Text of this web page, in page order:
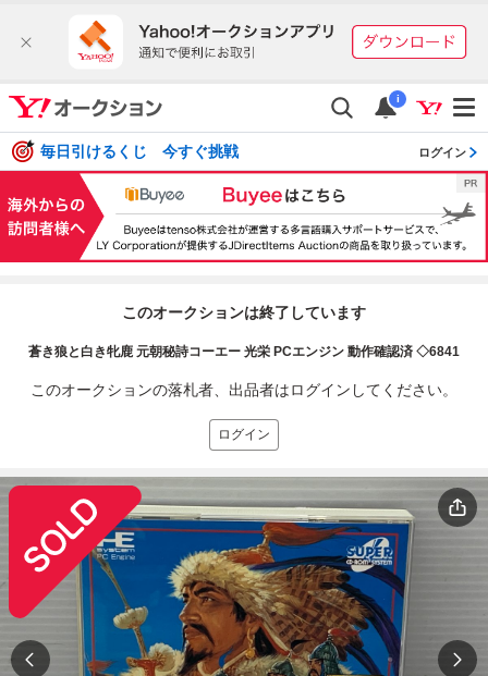
i
毎日引けるくじ 今すぐ挑戦 ログイン
このオークションは終了しています
蒼き狼と白き牝鹿 元朝秘詩コーエー 光栄 PCエンジン 動作確認済 ◇6841
このオークションの落札者、出品者はログインしてください。
ログイン